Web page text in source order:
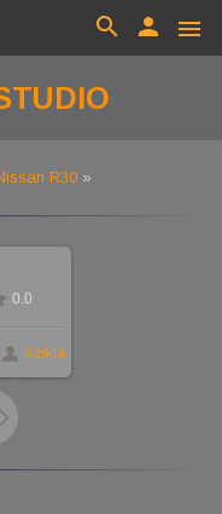
menu
person
search
R30 »
0.0
Szikla